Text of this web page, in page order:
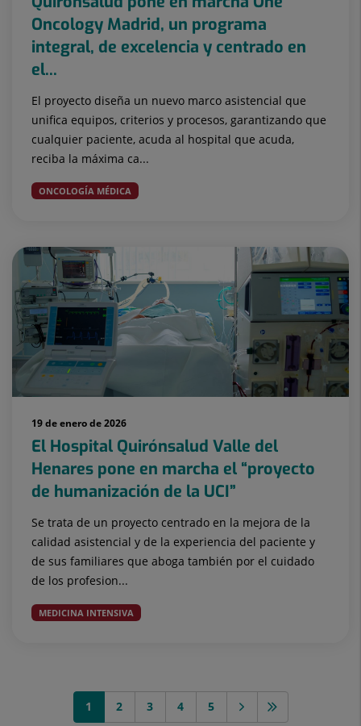
Oncology Madrid, un programa
integral, de excelencia y centrado en
el...
El proyecto diseña un nuevo marco asistencial que
unifica equipos, criterios y procesos, garantizando que
cualquier paciente, acuda al hospital que acuda,
reciba la máxima ca...
ONCOLOGÍA MÉDICA
19 de enero de 2026
El Hospital Quirónsalud Valle del
Henares pone en marcha el “proyecto
de humanización de la UCI”
Se trata de un proyecto centrado en la mejora de la
calidad asistencial y de la experiencia del paciente y
de sus familiares que aboga también por el cuidado
de los profesion...
MEDICINA INTENSIVA
1 2 3 4 5